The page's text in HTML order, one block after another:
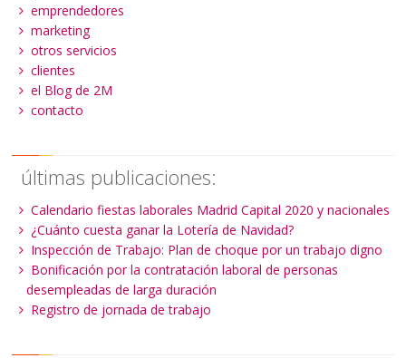
emprendedores
marketing
otros servicios
clientes
el Blog de 2M
contacto
últimas publicaciones:
Calendario fiestas laborales Madrid Capital 2020 y nacionales
¿Cuánto cuesta ganar la Lotería de Navidad?
Inspección de Trabajo: Plan de choque por un trabajo digno
Bonificación por la contratación laboral de personas
desempleadas de larga duración
Registro de jornada de trabajo